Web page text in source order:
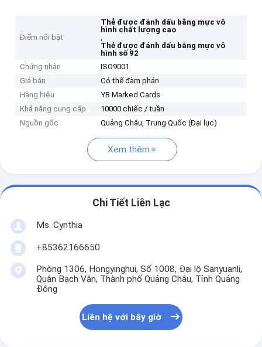
Điểm nổi bật
Thẻ được đánh dấu bằng mực vô
hình chất lượng cao
,
Thẻ được đánh dấu bằng mực vô
hình số 92
Chứng nhận
ISO9001
Giá bán
Có thể đàm phán
Hàng hiệu
YB Marked Cards
Khả năng cung cấp
10000 chiếc / tuần
Nguồn gốc
Quảng Châu, Trung Quốc (Đại lục)
Xem thêm
Chi Tiết Liên Lạc
Ms. Cynthia
‪+85362166650‬
Phòng 1306, Hongyinghui, Số 1008, Đại lộ Sanyuanli,
Quận Bạch Vân, Thành phố Quảng Châu, Tỉnh Quảng
Đông
Liên hệ với bây giờ